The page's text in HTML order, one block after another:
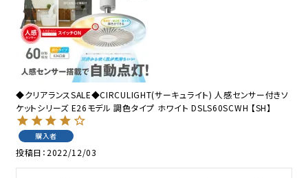
◆クリアランスSALE◆CIRCULIGHT(サーキュライト) 人感センサー付きソ
ケットシリーズ E26モデル 調色タイプ ホワイト DSLS60SCWH 【SH】
購入者
投稿日 2022/12/03